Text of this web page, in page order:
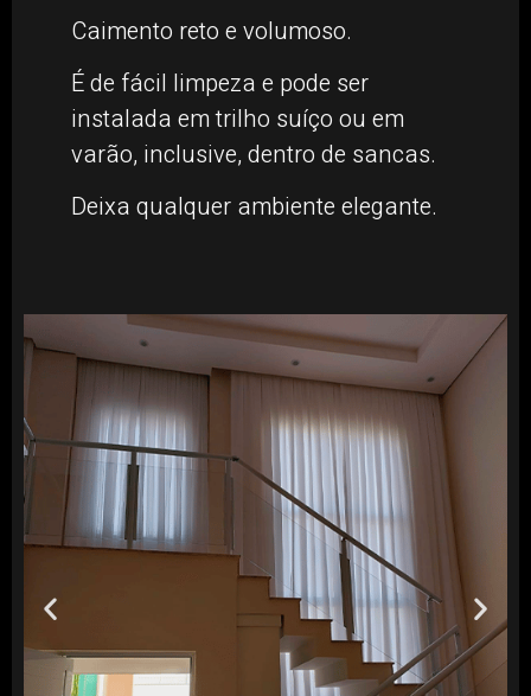
Caimento reto e volumoso.
É de fácil limpeza e pode ser
instalada em trilho suíço ou em
varão, inclusive, dentro de sancas.
Deixa qualquer ambiente elegante.